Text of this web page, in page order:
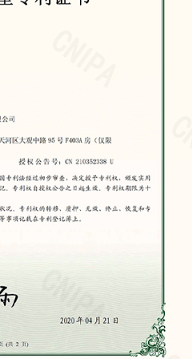
uso de un banco con ruedas
mejorar significativamente
como la eficiencia. Al permitir
conveniente, los bancos
plantando macetas,
banco rodante bien diseñado